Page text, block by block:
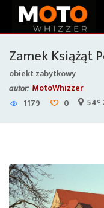
Zamek Książąt
obiekt zabytkowy
autor: MotoWhizzer
1179
0 54°